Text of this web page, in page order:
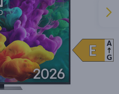
E
E
A
G